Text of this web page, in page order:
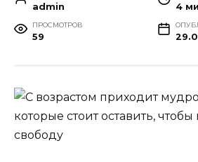
admin 4
ПРОСМОТРОВ
59